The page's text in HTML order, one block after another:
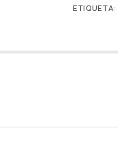
ETIQUETA: